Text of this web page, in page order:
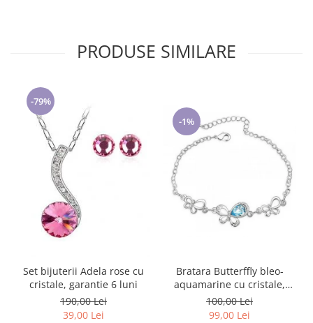
PRODUSE SIMILARE
-79%
Set bijuterii Adela rose cu
cristale, garantie 6 luni
190,00 Lei
39,00 Lei
-1%
Bratara Butterffly bleo-
aquamarine cu cristale,
placata cu aur 18K
100,00 Lei
99,00 Lei